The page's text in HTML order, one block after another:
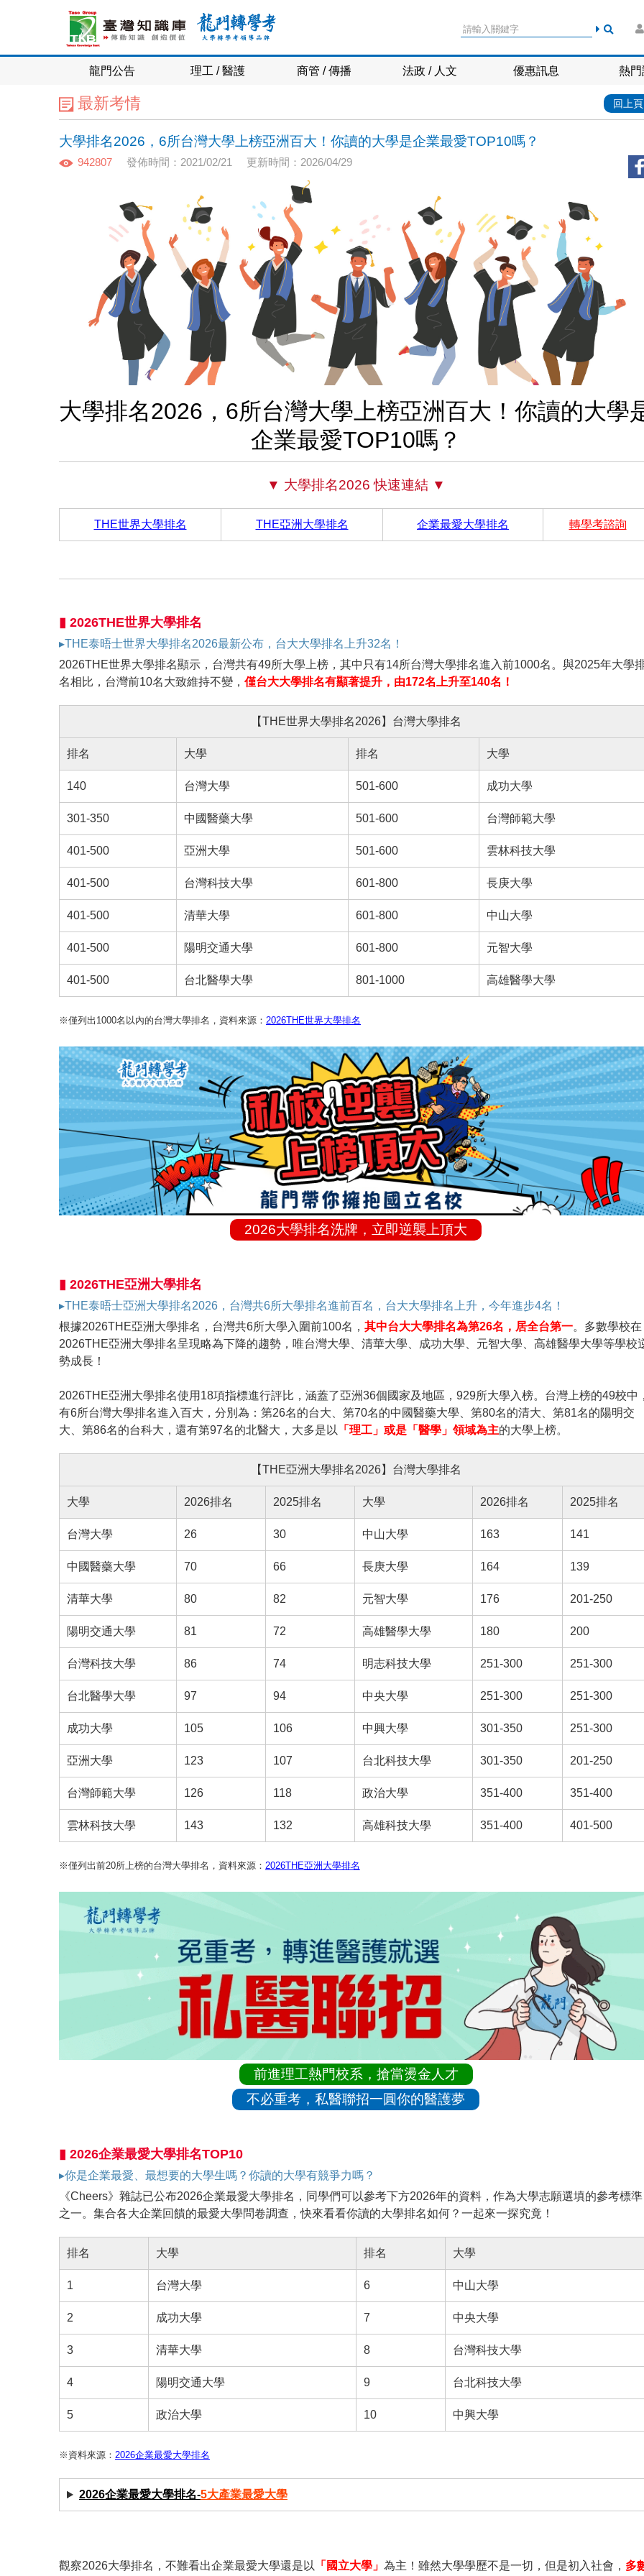
龍門公告 理工 / 醫護 商管 / 傳播 法政 / 人文 優惠訊息 熱
最新考情 回上頁
大學排名2026，6所台灣大學上榜亞洲百大！你讀的大學是企業最愛TOP10嗎？
942807 發佈時間：2021/02/21 更新時間：2026/04/29
大學排名2026，6所台灣大學上榜亞洲百大！你讀的大學
企業最愛TOP10嗎？
▼ 大學排名2026 快速連結 ▼
THE世界大學排名 THE亞洲大學排名 企業最愛大學排名 轉學考諮詢
▮ 2026THE世界大學排名
▸THE泰晤士世界大學排名2026最新公布，台大大學排名上升32名！
2026THE世界大學排名顯示，台灣共有49所大學上榜，其中只有14所台灣大學排名進入前1000名。與2025年大學
名相比，台灣前10名大致維持不變， 僅台大大學排名有顯著提升，由172名上升至140名！
【THE世界大學排名2026】台灣大學排名
排名 大學 排名 大學
140 台灣大學 501-600 成功大學
301-350 中國醫藥大學 501-600 台灣師範大學
401-500 亞洲大學 501-600 雲林科技大學
401-500 台灣科技大學 601-800 長庚大學
401-500 清華大學 601-800 中山大學
401-500 陽明交通大學 601-800 元智大學
401-500 台北醫學大學 801-1000 高雄醫學大學
※僅列出1000名以內的台灣大學排名，資料來源： 2026THE世界大學排名
2026大學排名洗牌，立即逆襲上頂大
▮ 2026THE亞洲大學排名
▸THE泰晤士亞洲大學排名2026，台灣共6所大學排名進前百名，台大大學排名上升，今年進步4名！
根據2026THE亞洲大學排名，台灣共6所大學入圍前100名， 其中台大大學排名為第26名，居全台第一。多數學校在
2026THE亞洲大學排名呈現略為下降的趨勢，唯台灣大學、清華大學、成功大學、元智大學、高雄醫學大學等學校
勢成長！
2026THE亞洲大學排名使用18項指標進行評比，涵蓋了亞洲36個國家及地區，929所大學入榜。台灣上榜的49校中
有6所台灣大學排名進入百大，分別為：第26名的台大、第70名的中國醫藥大學、第80名的清大、第81名的陽明交
大、第86名的台科大，還有第97名的北醫大，大多是以
「理工」或是「醫學」領域為主的大學上榜。
【THE亞洲大學排名2026】台灣大學排名
大學 2026排名 2025排名 大學 2026排名 2025排名
台灣大學 26 30 中山大學 163 141
中國醫藥大學 70 66 長庚大學 164 139
清華大學 80 82 元智大學 176 201-250
陽明交通大學 81 72 高雄醫學大學 180 200
台灣科技大學 86 74 明志科技大學 251-300 251-300
台北醫學大學 97 94 中央大學 251-300 251-300
成功大學 105 106 中興大學 301-350 251-300
亞洲大學 123 107 台北科技大學 301-350 201-250
台灣師範大學 126 118 政治大學 351-400 351-400
雲林科技大學 143 132 高雄科技大學 351-400 401-500
※僅列出前20所上榜的台灣大學排名，資料來源： 2026THE亞洲大學排名
前進理工熱門校系，搶當燙金人才
不必重考，私醫聯招一圓你的醫護夢
▮ 2026企業最愛大學排名TOP10
▸你是企業最愛、最想要的大學生嗎？你讀的大學有競爭力嗎？
《Cheers》雜誌已公布2026企業最愛大學排名，同學們可以參考下方2026年的資料，作為大學志願選填的參考標準
之一。集合各大企業回饋的最愛大學問卷調查，快來看看你讀的大學排名如何？一起來一探究竟！
排名 大學 排名 大學
1 台灣大學 6 中山大學
2 成功大學 7 中央大學
3 清華大學 8 台灣科技大學
4 陽明交通大學 9 台北科技大學
5 政治大學 10 中興大學
※資料來源： 2026企業最愛大學排名
2026企業最愛大學排名-5大產業最愛大學
觀察2026大學排名，不難看出企業最愛大學還是以 「國立大學」 為主！雖然大學學歷不是一切，但是初入社會， 多